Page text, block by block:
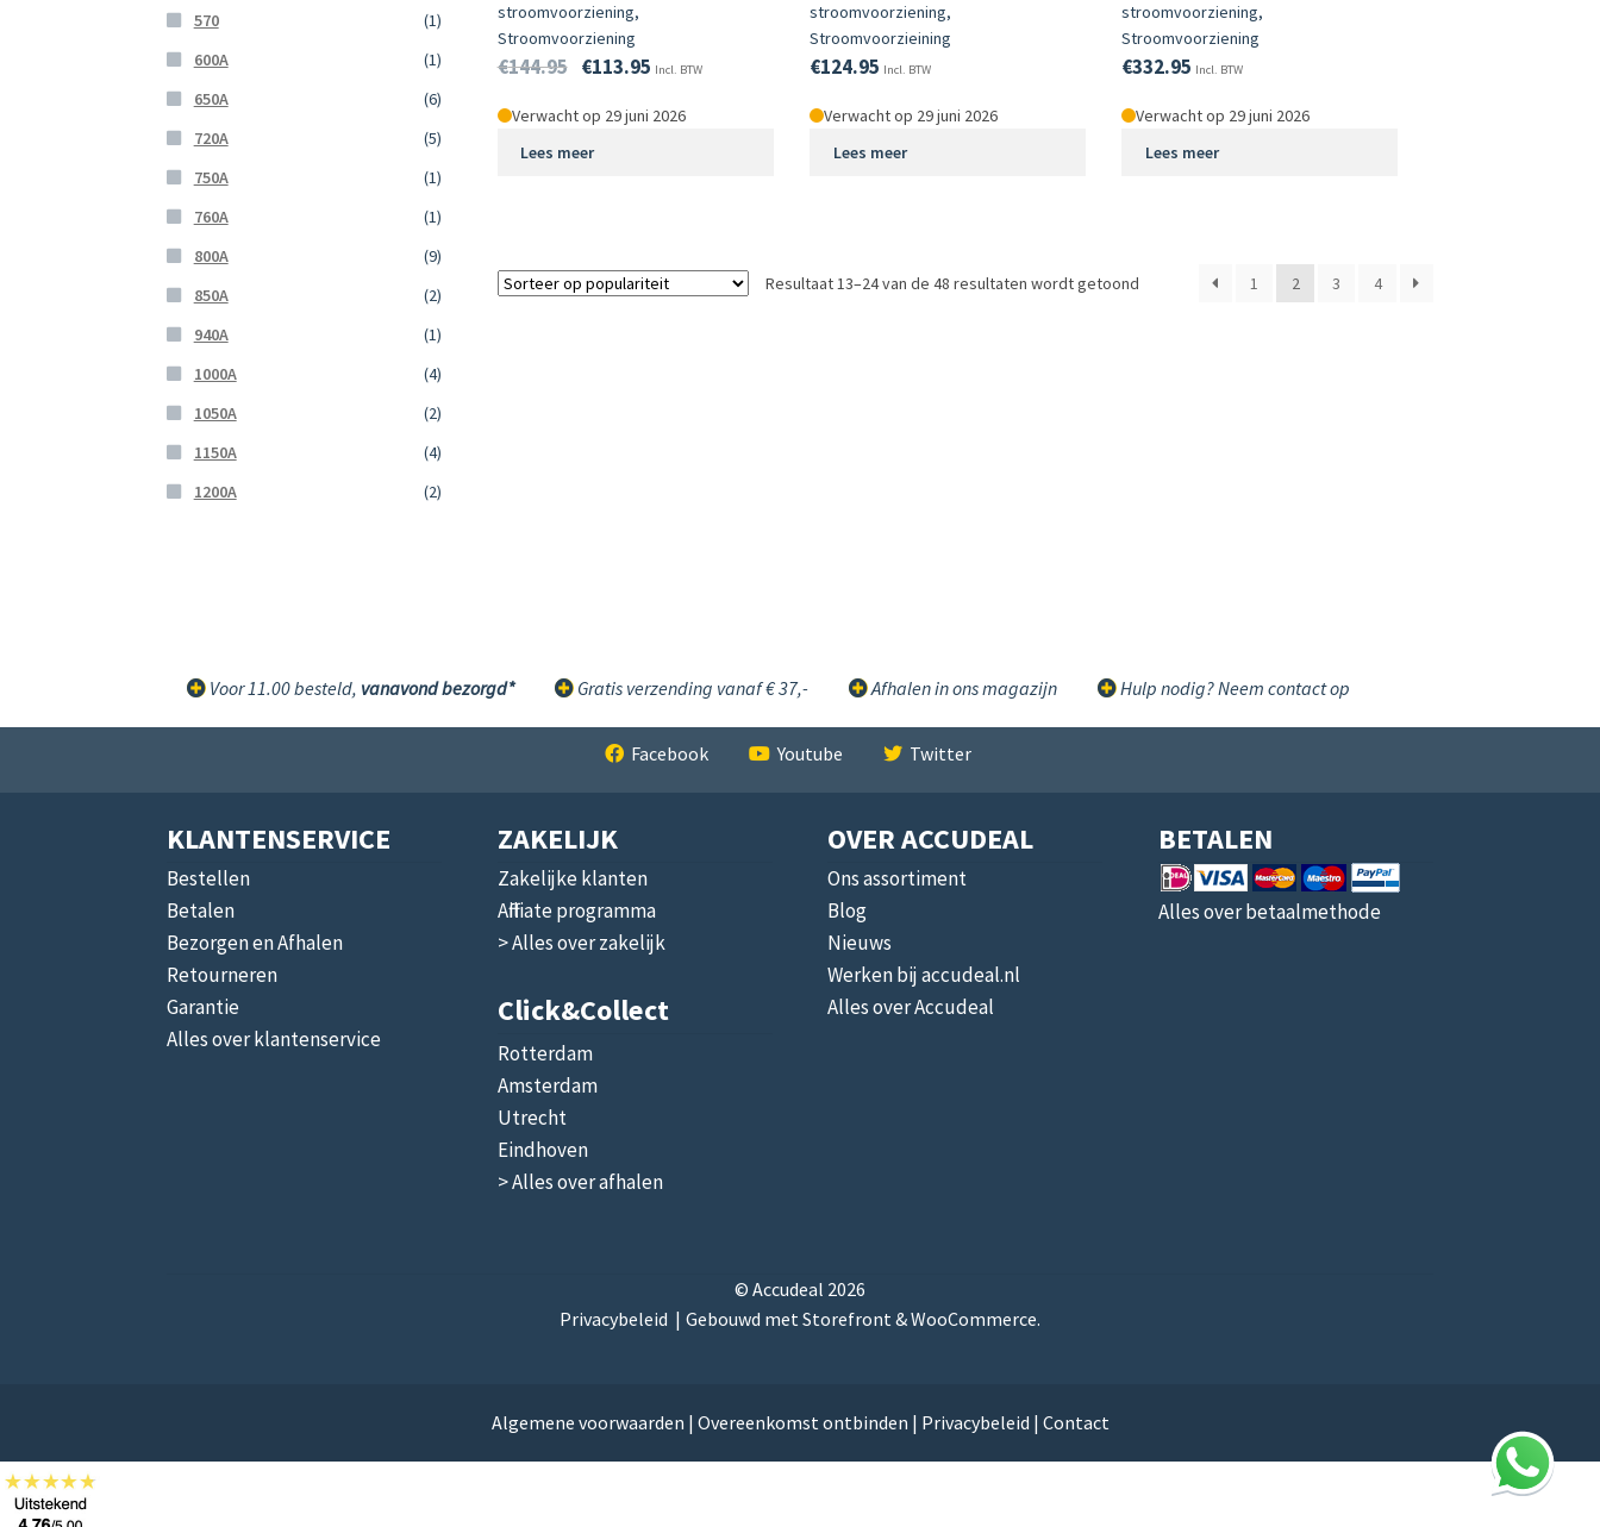
stroomvoorziening,
Stroomvoorziening
€144.95 €113.95 Incl. BTW
Verwacht op 29 juni 2026
Lees meer
stroomvoorziening,
Stroomvoorzieining
€124.95 Incl. BTW
Verwacht op 29 juni 2026
Lees meer
stroomvoorziening,
Stroomvoorziening
€332.95 Incl. BTW
Verwacht op 29 juni 2026
Lees meer
Resultaat 13–24 van de 48 resultaten wordt getoond 1 2 3 4
570
(1)
600A
(1)
650A
(6)
720A
(5)
750A
(1)
760A
(1)
800A
(9)
850A
(2)
940A
(1)
1000A
(4)
1050A
(2)
1150A
(4)
1200A
(2)
Voor 11.00 besteld, vanavond bezorgd* Gratis verzending vanaf € 37,- Afhalen in ons magazijn Hulp nodig? Neem contact op
Facebook Youtube Twitter
KLANTENSERVICE
Bestellen
Betalen
Bezorgen en Afhalen
Retourneren
Garantie
Alles over klantenservice
ZAKELIJK
Zakelijke klanten
Affiliate programma
> Alles over zakelijk
Click&collect
Rotterdam
Amsterdam
Utrecht
Eindhoven
> Alles over afhalen
OVER ACCUDEAL
Ons assortiment
Blog
Nieuws
Werken bij accudeal.nl
Alles over Accudeal
BETALEN
Alles over betaalmethode
© Accudeal 2026
Privacybeleid
Gebouwd met Storefront & WooCommerce.
Algemene voorwaarden | Overeenkomst ontbinden | Privacybeleid | Contact